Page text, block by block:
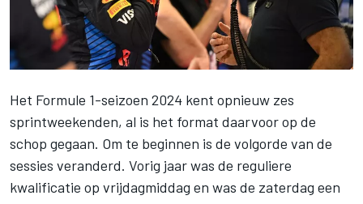
Het Formule 1-seizoen 2024 kent opnieuw zes
sprintweekenden, al is het format daarvoor op de
schop gegaan. Om te beginnen is de volgorde van de
sessies veranderd. Vorig jaar was de reguliere
kwalificatie op vrijdagmiddag en was de zaterdag een